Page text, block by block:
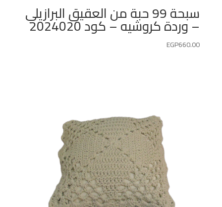
سبحة 99 حبة من العقيق البرازيلي
– وردة كروشيه – كود 2024020
EGP660.00